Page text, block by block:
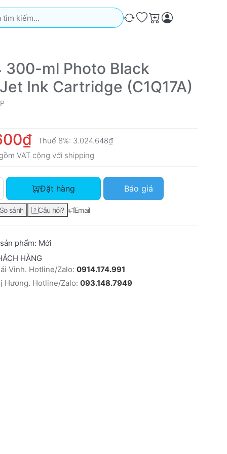
Kết quả sẽ tự động xuất hiện khi bạn nhập. Nhấn phím
So sánh
Ưa thích
Giỏ hàng
300-ml Photo Black
Ink Cartridge (C1Q17A)
Thuế 8%: 3.024.648₫
VAT cộng với shipping
HP 764 300-ml Photo Black DesignJet Ink Cartridge
Đặt hàng Báo giá
So sánh Câu hỏi? Email
phẩm: Mới
HÀNG
Vinh. Hotline/Zalo: 0914.174.991
Hương. Hotline/Zalo: 093.148.7949